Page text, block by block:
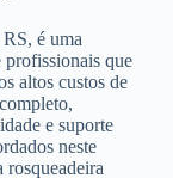
é uma
profissionais que
altos custos de
e suporte
neste
rosqueadeira